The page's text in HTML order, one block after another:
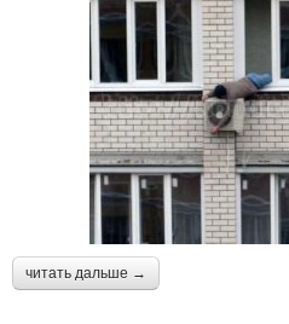
читать дальше →